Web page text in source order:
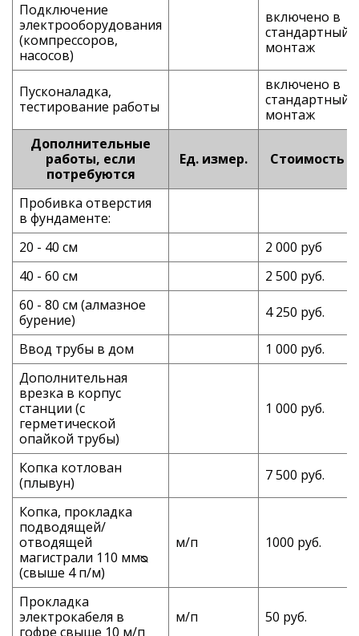
Подключение
электрооборудования
(компрессоров,
насосов)
включено в
стандартный
монтаж
Пусконаладка,
тестирование работы
включено в
стандартный
монтаж
Дополнительные
работы, если
потребуются
Ед. измер. Стоимость
Пробивка отверстия
в фундаменте:
20 - 40 см
2 000 руб
40 - 60 см
2 500 руб.
60 - 80 см (алмазное
бурение)
4 250 руб.
Ввод трубы в дом
1 000 руб.
Дополнительная
врезка в корпус
станции (с
герметической
опайкой трубы)
1 000 руб.
Копка котлован
(плывун)
7 500 руб.
Копка, прокладка
подводящей/
отводящей
магистрали 110 ммᴓ
(свыше 4 п/м)
м/п 1000 руб.
Прокладка
электрокабеля в
гофре свыше 10 м/п
м/п 50 руб.